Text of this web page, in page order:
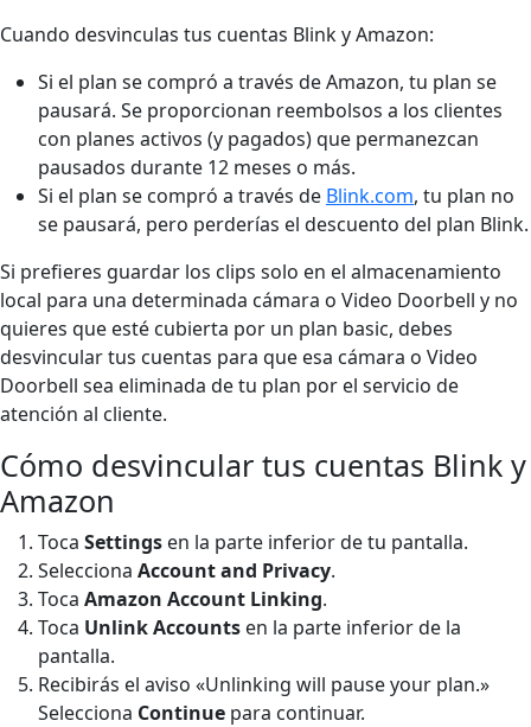
Cuando desvinculas tus cuentas Blink y Amazon:
Si el plan se compró a través de Amazon, tu plan se
pausará. Se proporcionan reembolsos a los clientes
con planes activos (y pagados) que permanezcan
pausados durante 12 meses o más.
Si el plan se compró a través de Blink.com, tu plan no
se pausará, pero perderías el descuento del plan Blink.
Si prefieres guardar los clips solo en el almacenamiento
local para una determinada cámara o Video Doorbell y no
quieres que esté cubierta por un plan basic, debes
desvincular tus cuentas para que esa cámara o Video
Doorbell sea eliminada de tu plan por el servicio de
atención al cliente.
Cómo desvincular tus cuentas Blink y
Amazon
Toca Settings en la parte inferior de tu pantalla.
Selecciona Account and Privacy.
Toca Amazon Account Linking.
Toca Unlink Accounts en la parte inferior de la
pantalla.
Recibirás el aviso «Unlinking will pause your plan.»
Selecciona Continue para continuar.